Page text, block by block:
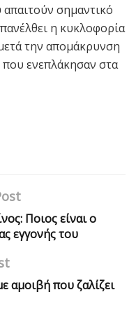
σημαντικό
η κυκλοφορία
την απομάκρυνση
ενεπλάκησαν στα
Ποιος είναι ο
εγγονής του
αμοιβή που ζαλίζει